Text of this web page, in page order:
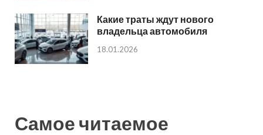
Какие траты ждут нового
владельца автомобиля
18.01.2026
Самое читаемое